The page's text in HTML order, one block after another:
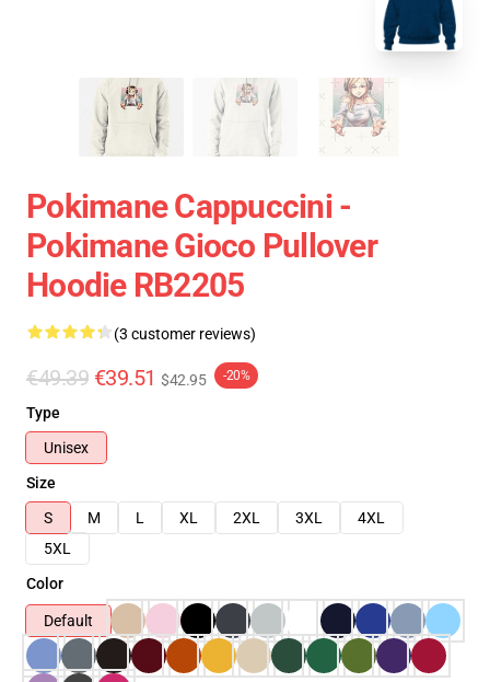
Pokimane Cappuccini -
Pokimane Gioco Pullover
Hoodie RB2205
(3 customer reviews)
€49.39 €39.51 $42.95 -20%
Type
Unisex
Size
S
M L XL 2XL 3XL
4XL
5XL
Color
Default